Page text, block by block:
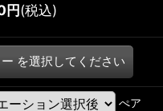
円(税込)
を選択してください
ぺア